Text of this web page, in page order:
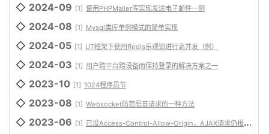
◇ 2024-09 [1] 使用PHPMailer库实现发送电子邮件一例
◇ 2024-08 [1] Mysql类库单例模式的简单实现
◇ 2024-05 [1] UT框架下使用Redis乐观锁进行高并发（例）
◇ 2024-03 [1] 用户跨平台跨设备而保持登录的解决方案之一
◇ 2023-10 [1] 1024程序员节
◇ 2023-08 [1] Websocket防范恶意请求的一种方法
◇ 2023-06 [1] 已设Access-Control-Allow-Origin，AJAX请求仍报跨域问题的解决